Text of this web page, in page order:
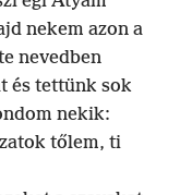
nekem azon a
nevedben
és tettünk sok
nekik:
tőlem, ti